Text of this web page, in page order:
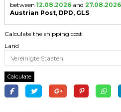
between 12.08.2026 and 27.08.2026
Austrian Post, DPD, GLS
Calculate the shipping cost
Land
Calculate